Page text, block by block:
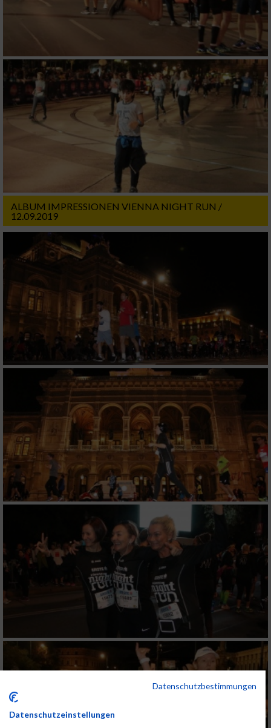
ALBUM IMPRESSIONEN VIENNA NIGHT RUN /
12.09.2019
Datenschutzbestimmungen
Datenschutzeinstellungen